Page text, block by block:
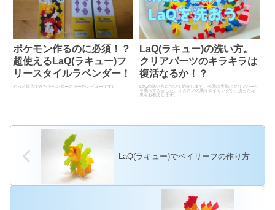
ポケモン作るのに必須！？
超使えるLaQ(ラキュー)フ
リースタイルラベンダー！
やっと購入できたラベンダーカラーのレビューです♪
LaQ(ラキュー)の洗い方。
クリアパーツのキラキラは
復活なるか！？
LaQの洗い方について紹介します。今回は実際にクリアパーツ
を洗ってみました。オススメの洗うタイミングや、洗った結
果をお教えします。
LaQ(ラキュー)でベイリーフの作り方